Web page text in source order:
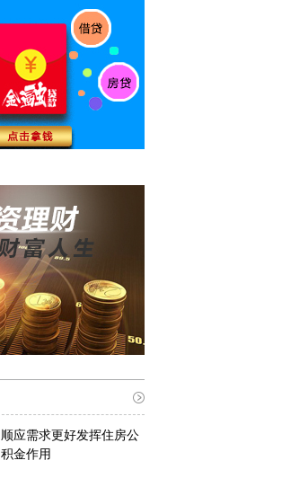
顺应需求更好发挥住房公
积金作用